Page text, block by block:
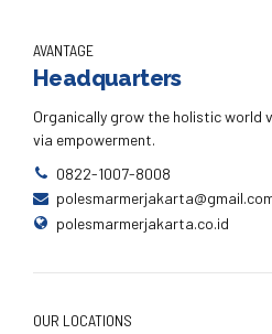
AVANTAGE
Headquarters
Organically grow the holistic world
via empowerment.
0822-1007-8008
polesmarmerjakarta.co.id
OUR LOCATIONS